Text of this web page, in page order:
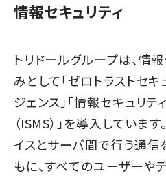
情報セキュリティ
トリドールグループは、情
みとして「ゼロトラストセキ
ジェンス」「情報セキュリ
（ISMS）」を導入していま
イスとサーバ間で行う通信
もに、すべてのユーザーや